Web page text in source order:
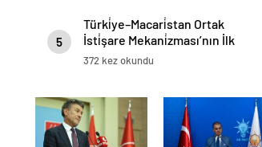
5
Türki̇ye–Macari̇stan Ortak
İsti̇şare Mekani̇zması’nın İlk
Toplantısı 8 Aralık’ta İstanbul’da
372 kez okundu